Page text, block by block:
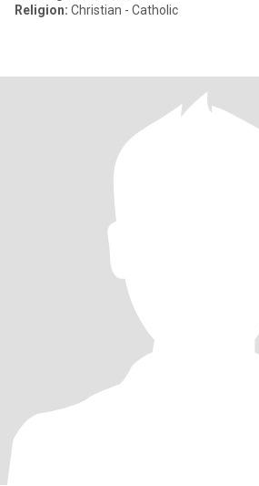
Religion: Christian - Catholic